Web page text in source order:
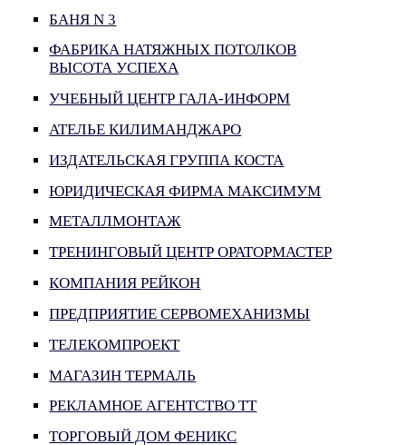
БАНЯ N 3
ФАБРИКА НАТЯЖНЫХ ПОТОЛКОВ
ВЫСОТА УСПЕХА
УЧЕБНЫЙ ЦЕНТР ГАЛА-ИНФОРМ
АТЕЛЬЕ КИЛИМАНДЖАРО
ИЗДАТЕЛЬСКАЯ ГРУППА КОСТА
ЮРИДИЧЕСКАЯ ФИРМА МАКСИМУМ
МЕТАЛЛМОНТАЖ
ТРЕНИНГОВЫЙ ЦЕНТР ОРАТОРМАСТЕР
КОМПАНИЯ РЕЙКОН
ПРЕДПРИЯТИЕ СЕРВОМЕХАНИЗМЫ
ТЕЛЕКОМПРОЕКТ
МАГАЗИН ТЕРМАЛЬ
РЕКЛАМНОЕ АГЕНТСТВО ТТ
ТОРГОВЫЙ ДОМ ФЕНИКС